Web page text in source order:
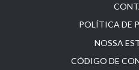
POLÍTICA DE
NOSSA
CÓDIGO DE